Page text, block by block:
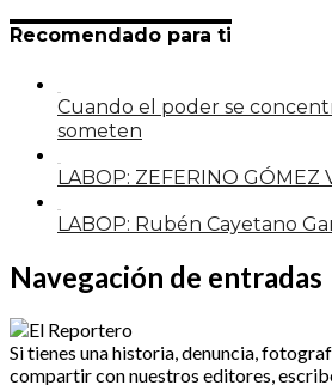
Recomendado para ti
Cuando el poder se
someten
LABOP: ZEFERINO GÓMEZ
LABOP: Rubén Cayetano
Navegación de entradas
Si tienes una historia, denuncia,
compartir con nuestros editores,